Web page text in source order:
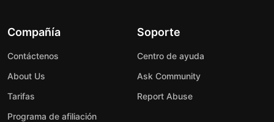
Compañía
Contáctenos
About Us
Tarifas
Programa de afiliación
Soporte
Centro de ayuda
Ask Community
Report Abuse